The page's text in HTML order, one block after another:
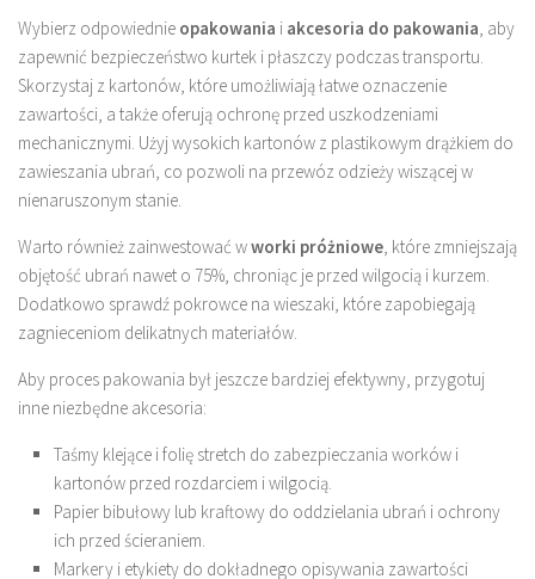
Wybierz odpowiednie opakowania i akcesoria do pakowania, aby
zapewnić bezpieczeństwo kurtek i płaszczy podczas transportu.
Skorzystaj z kartonów, które umożliwiają łatwe oznaczenie
zawartości, a także oferują ochronę przed uszkodzeniami
mechanicznymi. Użyj wysokich kartonów z plastikowym drążkiem do
zawieszania ubrań, co pozwoli na przewóz odzieży wiszącej w
nienaruszonym stanie.
Warto również zainwestować wworki próżniowe, które zmniejszają
objętość ubrań nawet o 75%, chroniąc je przed wilgocią i kurzem.
Dodatkowo sprawdź pokrowce na wieszaki, które zapobiegają
zagnieceniom delikatnych materiałów.
Aby proces pakowania był jeszcze bardziej efektywny, przygotuj
inne niezbędne akcesoria:
Taśmy klejące i folię stretch do zabezpieczania worków i
kartonów przed rozdarciem i wilgocią.
Papier bibułowy lub kraftowy do oddzielania ubrań i ochrony
ich przed ścieraniem.
Markery i etykiety do dokładnego opisywania zawartości